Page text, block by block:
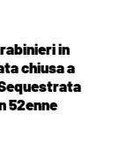
in
chiusa a
52enne